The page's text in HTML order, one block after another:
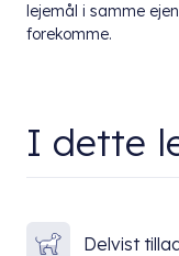
lejemål i samme
forekomme.
I dette
Delvist